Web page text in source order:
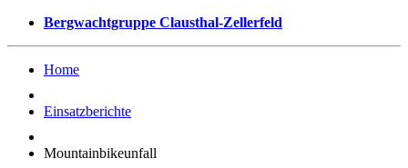
Bergwachtgruppe Clausthal-Zellerfeld
Home
Einsatzberichte
Mountainbikeunfall